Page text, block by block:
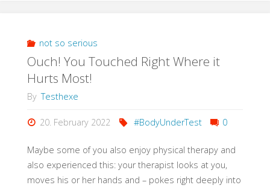
Teste
sich
ändert
mit
not so serious
Ouch! You Touched Right Where it
Hurts Most!
By Testhexe
20. February 2022 #BodyUnderTest 0
Maybe some of you also enjoy physical therapy and
also experienced this: your therapist looks at you,
moves his or her hands and – pokes right deeply into